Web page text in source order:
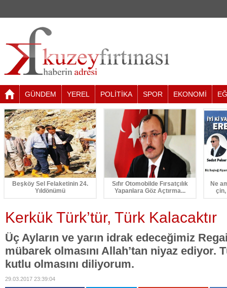
GÜNDEM YEREL POLİTİKA SPOR EKONOMİ
Beşköy Sel Felaketinin 24.
Yıldönümü
Sıfır Otomobilde Fırsatçılık
Yapanlara Göz Açtırma...
Ne
Kerkük Türk’tür, Türk Kalacaktır
Üç Ayların ve yarın idrak edeceğimiz
mübarek olmasını Allah’tan niyaz ediyor.
kutlu olmasını diliyorum.
29.03.2017 23:39:04